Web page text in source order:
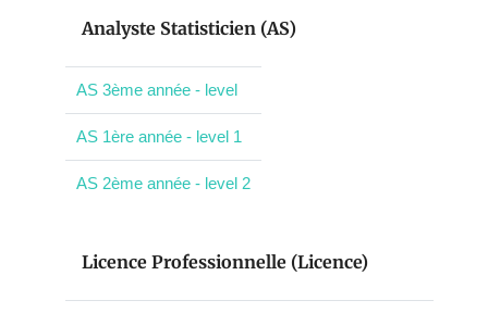
Analyste Statisticien (AS)
AS 3ème année - level
AS 1ère année - level 1
AS 2ème année - level 2
Licence Professionnelle (Licence)